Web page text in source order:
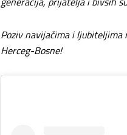
Poziv navijačima i
Herceg-Bosne!